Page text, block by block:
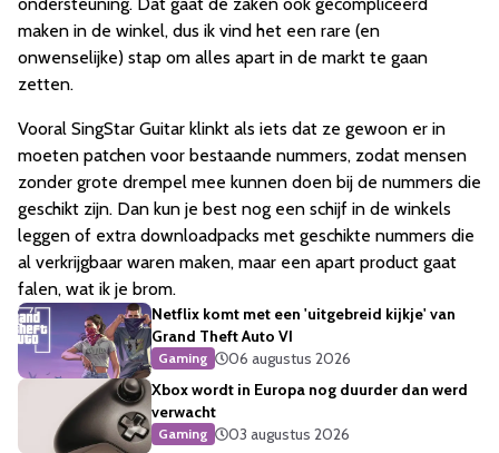
maken in de winkel, dus ik vind het een rare (en
onwenselijke) stap om alles apart in de markt te gaan
zetten.
Vooral SingStar Guitar klinkt als iets dat ze gewoon er in
moeten patchen voor bestaande nummers, zodat mensen
zonder grote drempel mee kunnen doen bij de nummers die
geschikt zijn. Dan kun je best nog een schijf in de winkels
leggen of extra downloadpacks met geschikte nummers die
al verkrijgbaar waren maken, maar een apart product gaat
falen, wat ik je brom.
Netflix komt met een 'uitgebreid kijkje' van
Grand Theft Auto VI
Gaming
06 augustus 2026
Xbox wordt in Europa nog duurder dan werd
verwacht
Gaming
03 augustus 2026